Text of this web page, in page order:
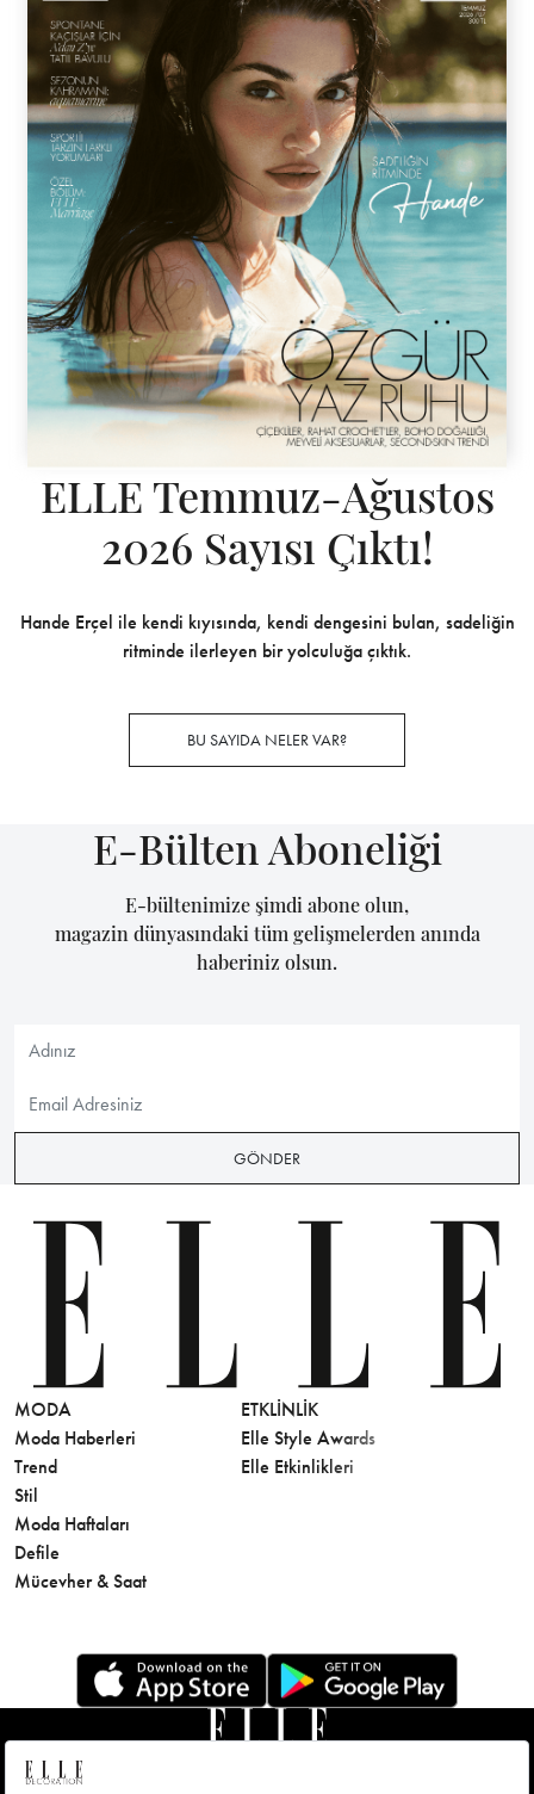
ELLE Temmuz-Ağustos
2026 Sayısı Çıktı!
Hande Erçel ile kendi kıyısında, kendi dengesini bulan, sadeliğin
ritminde ilerleyen bir yolculuğa çıktık.
BU SAYIDA NELER VAR?
E-Bülten Aboneliği
E-bültenimize şimdi abone olun,
magazin dünyasındaki tüm gelişmelerden anında
haberiniz olsun.
GÖNDER
MODA
Moda Haberleri
Trend
Stil
Moda Haftaları
Defile
Mücevher & Saat
ETKLINLIK
Elle Style Awards
Elle Etkinlikleri